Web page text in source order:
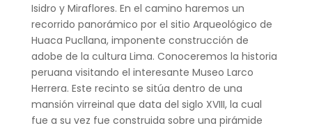
Isidro y Miraflores. En el camino haremos un
recorrido panorámico por el sitio Arqueológico de
Huaca Pucllana, imponente construcción de
adobe de la cultura Lima. Conoceremos la historia
peruana visitando el interesante Museo Larco
Herrera. Este recinto se sitúa dentro de una
mansión virreinal que data del siglo XVIII, la cual
fue a su vez fue construida sobre una pirámide